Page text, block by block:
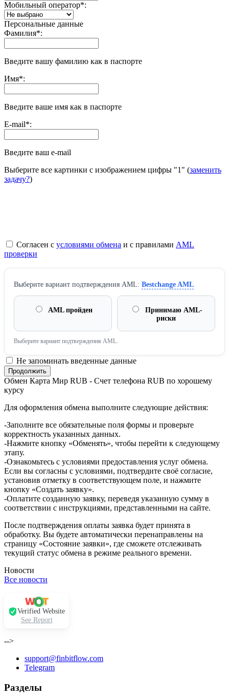
Мобильный оператор*:
Персональные данные
Фамилия*:
Введите вашу фамилию как в паспорте
Имя*:
Введите ваше имя как в паспорте
E-mail*:
Введите ваш e-mail
Выберите все картинки с изображением цифры "1" (заменить
задачу?)
Согласен с условиями обмена и с правилами AML
проверки
Выберите вариант подтверждения AML: Bestchange AML
AML пройден
Принимаю AML-
риски
Выберите вариант подтверждения AML.
Не запоминать введенные данные
Обмен Карта Мир RUB - Счет телефона RUB по хорошему
курсу
Для оформления обмена выполните следующие действия:
-Заполните все обязательные поля формы и проверьте
корректность указанных данных.
-Нажмите кнопку «Обменять», чтобы перейти к следующему
этапу.
-Ознакомьтесь с условиями предоставления услуг обмена.
Если вы согласны с условиями, подтвердите своё согласие,
установив отметку в соответствующем поле, и нажмите
кнопку «Создать заявку».
-Оплатите созданную заявку, переведя указанную сумму в
соответствии с инструкциями, представленными на сайте.
После подтверждения оплаты заявка будет принята в
обработку. Вы будете автоматически перенаправлены на
страницу «Состояние заявки», где сможете отслеживать
текущий статус обмена в режиме реального времени.
Новости
Все новости
Verified Website
See Report
-->
support@finbitflow.com
Telegram
Разделы